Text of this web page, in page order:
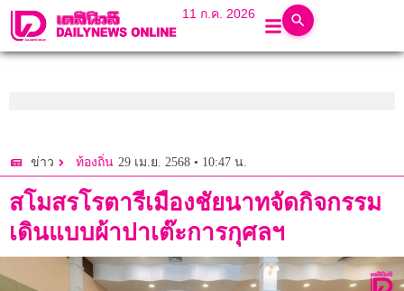
11 ก.ค. 2026
ข่าว ท้องถิ่น 29 เม.ย. 2568 • 10:47 น.
สโมสรโรตารีเมืองชัยนาทจัดกิจกรรม
เดินแบบผ้าปาเต๊ะการกุศลฯ